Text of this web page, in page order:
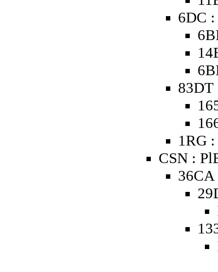
6DC :
83DT
1RG
CSN :